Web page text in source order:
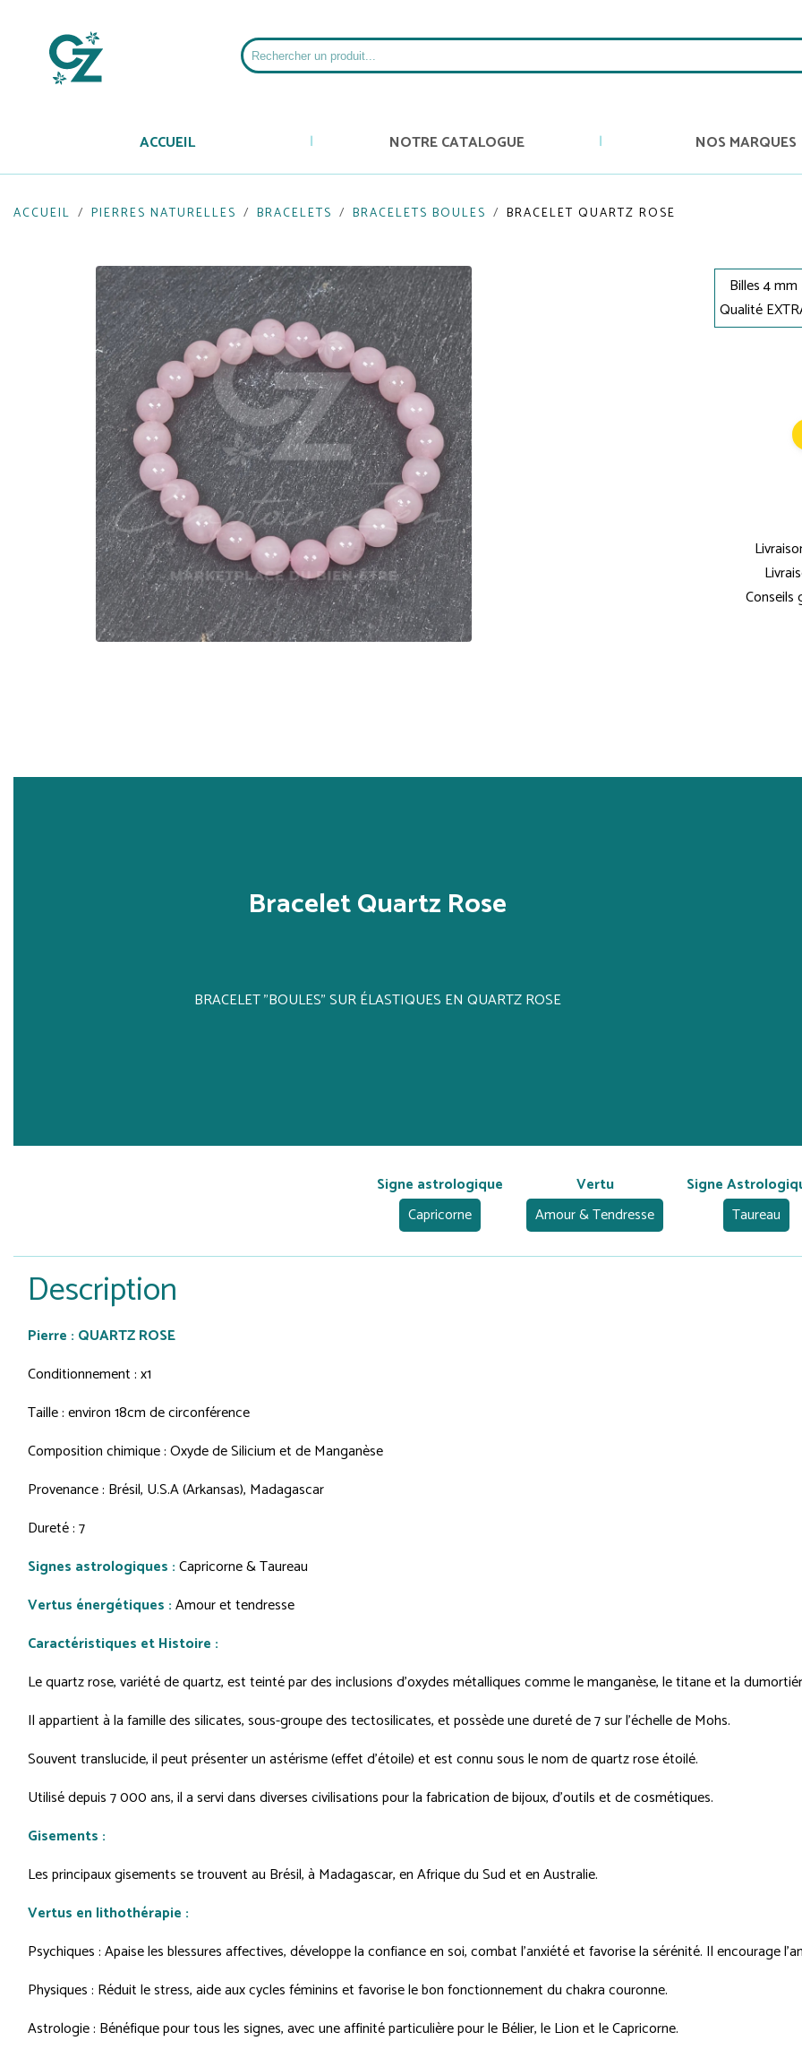
ACCUEIL NOTRE CATALOGUE NOS MARQUES
ACCUEIL PIERRES NATURELLES BRACELETS BRACELETS BOULES BRACELET QUARTZ ROSE
Billes 4 mm
Qualité
Conseils
Bracelet Quartz Rose
BRACELET "BOULES" SUR ÉLASTIQUES EN QUARTZ ROSE
Signe astrologique
Capricorne
Vertu
Amour & Tendresse
Signe
Taureau
Description
Pierre : QUARTZ ROSE
Conditionnement : x1
Taille : environ 18cm de circonférence
Composition chimique : Oxyde de Silicium et de Manganèse
Provenance : Brésil, U.S.A (Arkansas), Madagascar
Dureté : 7
Signes astrologiques :Capricorne & Taureau
Vertus énergétiques :Amour et tendresse
Caractéristiques et Histoire :
Le quartz rose, variété de quartz, est teinté par des inclusions d'oxydes métalliques comme le manganèse, le titane et la
Il appartient à la famille des silicates, sous-groupe des tectosilicates, et possède une dureté de 7 sur l'échelle de Mohs.
Souvent translucide, il peut présenter un astérisme (effet d'étoile) et est connu sous le nom de quartz rose étoilé.
Utilisé depuis 7 000 ans, il a servi dans diverses civilisations pour la fabrication de bijoux, d'outils et de cosmétiques.
Gisements :
Les principaux gisements se trouvent au Brésil, à Madagascar, en Afrique du Sud et en Australie.
Vertus en lithothérapie :
Psychiques : Apaise les blessures affectives, développe la confiance en soi, combat l'anxiété et favorise la sérénité. Il encourage
Physiques : Réduit le stress, aide aux cycles féminins et favorise le bon fonctionnement du chakra couronne.
Astrologie : Bénéfique pour tous les signes, avec une affinité particulière pour le Bélier, le Lion et le Capricorne.